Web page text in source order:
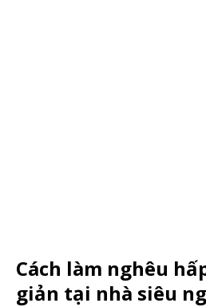
Cách làm nghêu
giản tại nhà siêu